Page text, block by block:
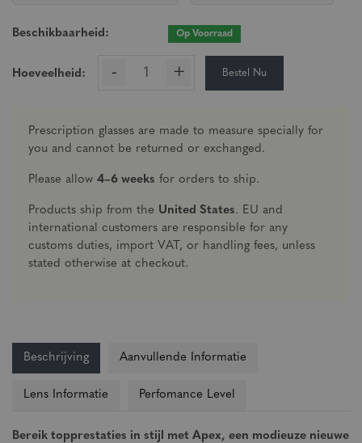
Beschikbaarheid: Op Voorraad
Hoeveelheid: - + Bestel Nu
Prescription glasses are made to measure specially for
you and cannot be returned or exchanged.
Please allow 4–6 weeks for orders to ship.
Products ship from the United States. EU and
international customers are responsible for any
customs duties, import VAT, or handling fees, unless
stated otherwise at checkout.
Beschrijving Aanvullende Informatie
Lens Informatie Perfomance Level
Bereik topprestaties in stijl met Apex, een modieuze nieuwe